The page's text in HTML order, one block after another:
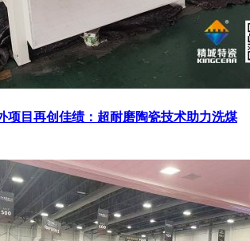
项目再创佳绩：超耐磨陶瓷技术助力洗煤